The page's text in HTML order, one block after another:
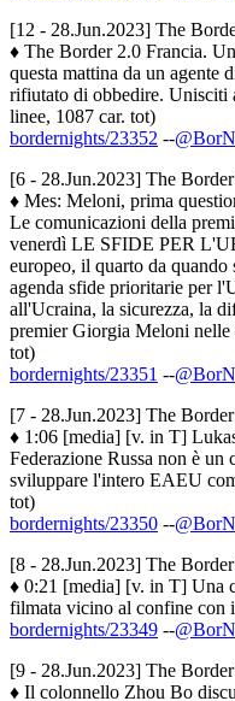
[12 - 28.Jun.2023] The
♦ The Border 2.0 Francia.
questa mattina da un agente
rifiutato di obbedire. Unisciti
linee, 1087 car. tot)
bordernights/23352 --@BorN
[6 - 28.Jun.2023] The
♦ Mes: Meloni, prima
Le comunicazioni della
venerdì LE SFIDE PER
europeo, il quarto da
agenda sfide prioritarie per
all'Ucraina, la sicurezza, la
premier Giorgia Meloni
tot)
bordernights/23351 --@BorN
[7 - 28.Jun.2023] The
♦ 1:06 [media] [v. in T]
Federazione Russa non è un
sviluppare l'intero EAEU
tot)
bordernights/23350 --@BorN
[8 - 28.Jun.2023] The
♦ 0:21 [media] [v. in T] Una
filmata vicino al confine con
bordernights/23349 --@BorN
[9 - 28.Jun.2023] The
♦ Il colonnello Zhou Bo